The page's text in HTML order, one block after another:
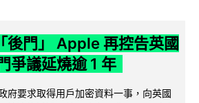
後門」 Apple 再控告英國
爭議延燒逾 1 年
府要求取得用戶加密資料一事，向英國